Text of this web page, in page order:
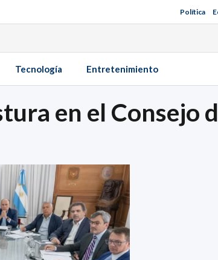
Política
Tecnología Entretenimiento
en el Consejo